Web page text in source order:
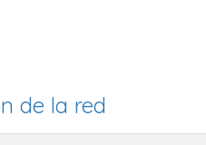
de la red